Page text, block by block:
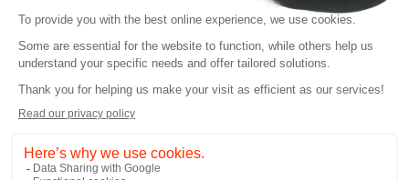
throughout their digital transformation
process, from analysis to implementation,
holds a PhD degree in Software Engineering